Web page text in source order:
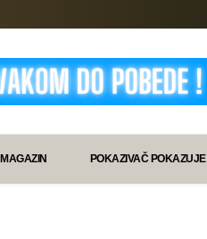
MAGAZIN POKAZIVAČ POKAZUJE